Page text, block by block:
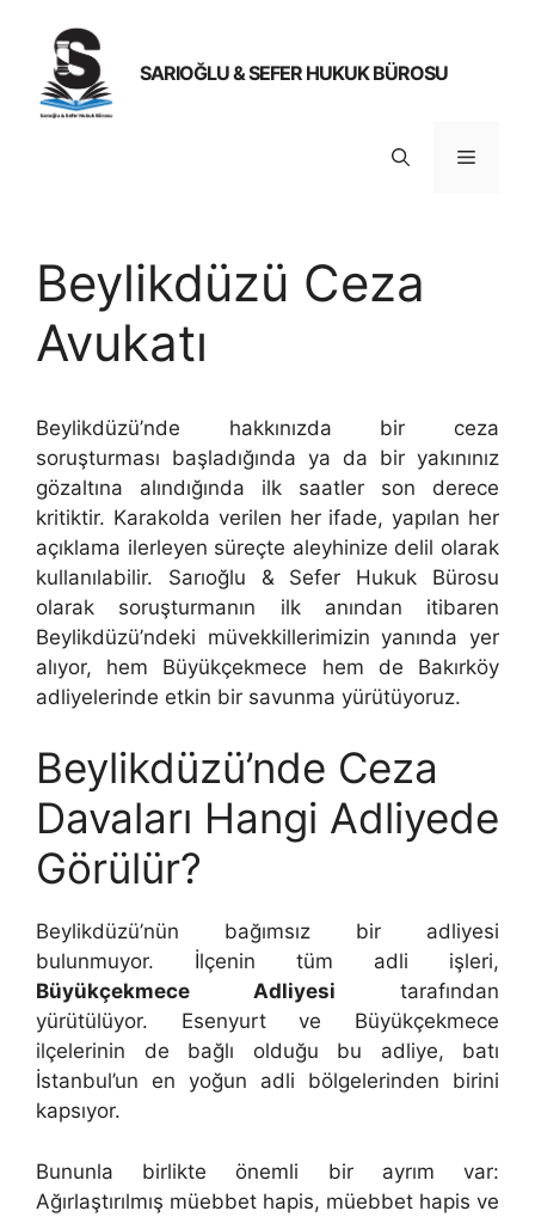
SARIOĞLU & SEFER HUKUK BÜROSU
Menü
Beylikdüzü Ceza
Avukatı
Beylikdüzü’nde hakkınızda bir ceza
soruşturması başladığında ya da bir yakınınız
gözaltına alındığında ilk saatler son derece
kritiktir. Karakolda verilen her ifade, yapılan her
açıklama ilerleyen süreçte aleyhinize delil olarak
kullanılabilir. Sarıoğlu & Sefer Hukuk Bürosu
olarak soruşturmanın ilk anından itibaren
Beylikdüzü’ndeki müvekkillerimizin yanında yer
alıyor, hem Büyükçekmece hem de Bakırköy
adliyelerinde etkin bir savunma yürütüyoruz.
Beylikdüzü’nde Ceza
Davaları Hangi Adliyede
Görülür?
Beylikdüzü’nün bağımsız bir adliyesi
bulunmuyor. İlçenin tüm adli işleri,
Büyükçekmece Adliyesi tarafından
yürütülüyor. Esenyurt ve Büyükçekmece
ilçelerinin de bağlı olduğu bu adliye, batı
İstanbul’un en yoğun adli bölgelerinden birini
kapsıyor.
Bununla birlikte önemli bir ayrım var:
Ağırlaştırılmış müebbet hapis, müebbet hapis ve